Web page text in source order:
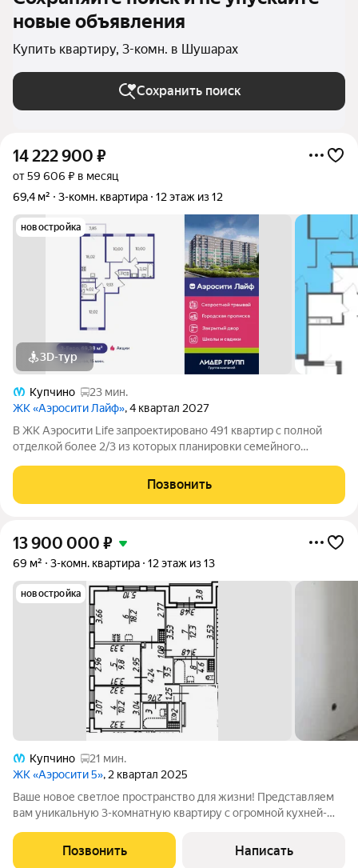
новые объявления
Купить квартиру, 3-комн. в Шушарах
Сохранить поиск
14 222 900 ₽
от 59 606 ₽ в месяц
69,4 м²
3-комн. квартира 12 этаж из 12
новостройка
3D-тур
Купчино
23 мин.
ЖК «Аэросити Лайф», 4 квартал 2027
В ЖК Аэросити Life запроектировано 491 квартир с полной
отделкой более 2/3 из которых планировки семейного
квартир на этаже, среди которых особое место занимают
семейные трехкомнатные
Позвонить
13 900 000 ₽
69 м² 3-комн. квартира 12 этаж из 13
новостройка
Купчино
21 мин.
ЖК «Аэросити 5», 2 квартал 2025
Ваше новое светлое пространство для жизни! Представляем
вам уникальную 3-комнатную квартиру с огромной кухней-
реальностью! Свет и простор расположенная на последнем
этаже, эта квартира
Позвонить Написать